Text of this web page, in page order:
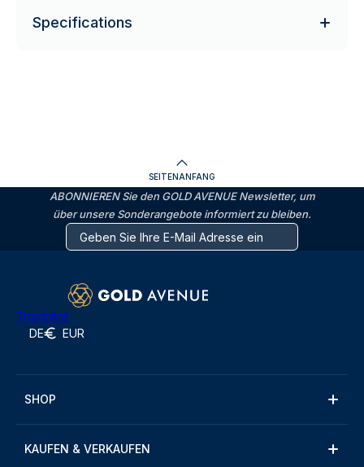
Specifications
SEITENANFANG
ABONNIEREN Sie den GOLD AVENUE Newsletter, um
über unsere Sonderangebote informiert zu bleiben.
Trustpilot
DE EUR
SHOP
KAUFEN & VERKAUFEN